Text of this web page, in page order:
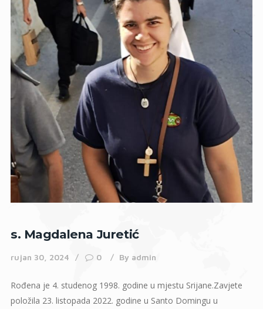
s. Magdalena Juretić
rujan 30, 2024 0 By admin
Rođena je 4. studenog 1998. godine u mjestu Srijane.Zavjete
položila 23. listopada 2022. godine u Santo Domingu u